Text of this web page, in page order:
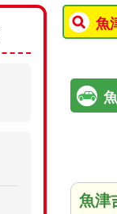
魚
魚津